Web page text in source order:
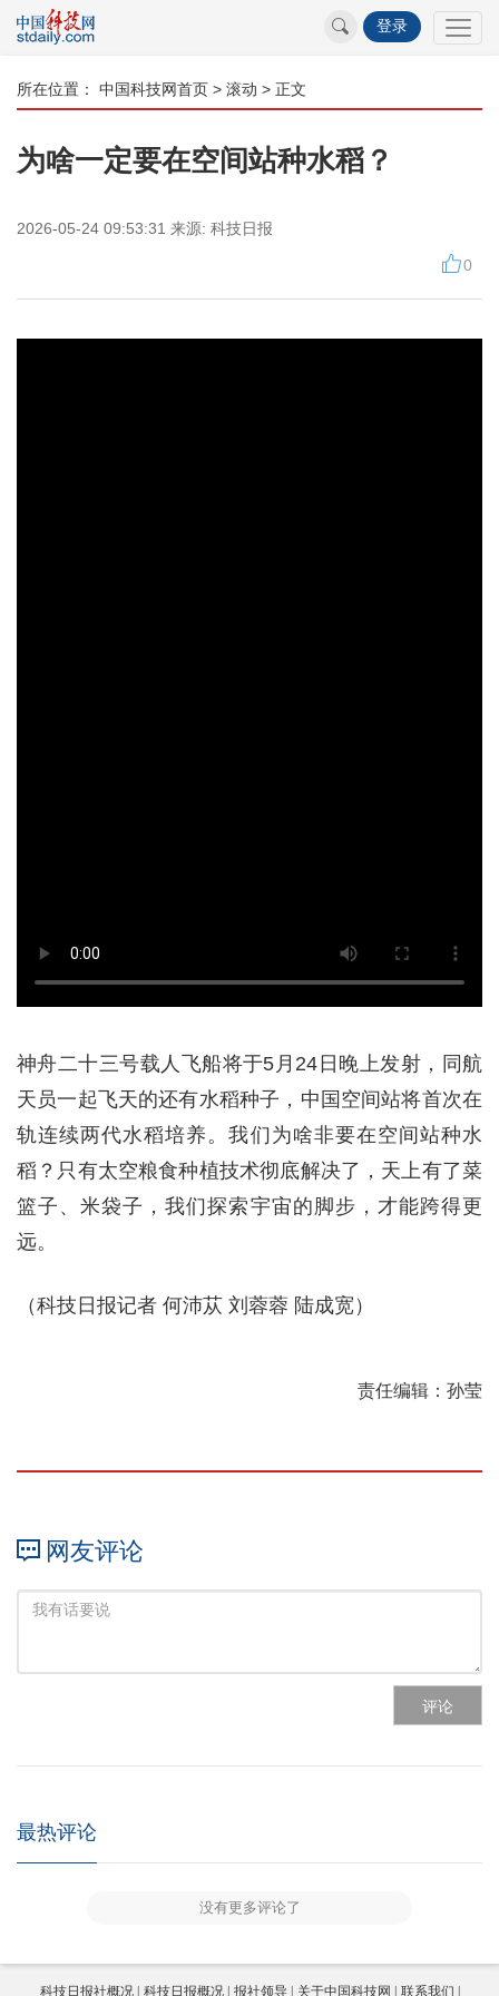
登录
所在位置： 中国科技网首页 > 滚动 > 正文
为啥一定要在空间站种水稻？
2026-05-24 09:53:31 来源: 科技日报
0
神舟二十三号载人飞船将于5月24日晚上发射，同航
天员一起飞天的还有水稻种子，中国空间站将首次在
轨连续两代水稻培养。我们为啥非要在空间站种水
稻？只有太空粮食种植技术彻底解决了，天上有了菜
篮子、米袋子，我们探索宇宙的脚步，才能跨得更
远。
（科技日报记者 何沛苁 刘蓉蓉 陆成宽）
责任编辑：孙莹
网友评论
评论
最热评论
没有更多评论了
科技日报社概况 科技日报概况 报社领导 关于中国科技网 联系我们